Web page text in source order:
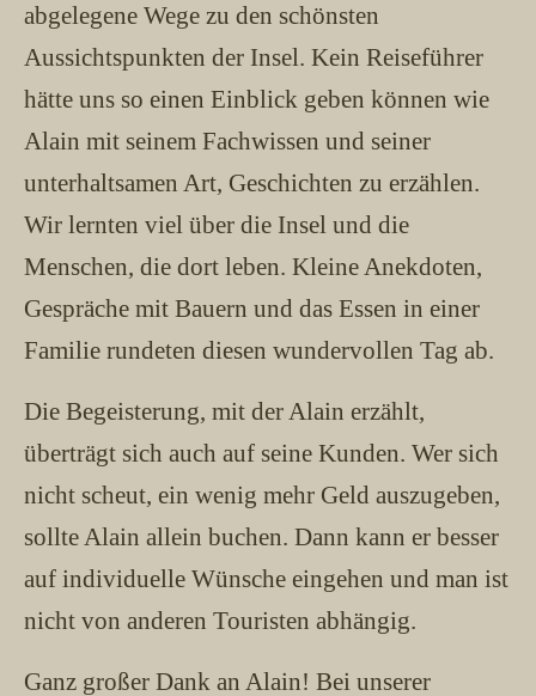
abgelegene Wege zu den schönsten
Aussichtspunkten der Insel. Kein Reiseführer
hätte uns so einen Einblick geben können wie
Alain mit seinem Fachwissen und seiner
unterhaltsamen Art, Geschichten zu erzählen.
Wir lernten viel über die Insel und die
Menschen, die dort leben. Kleine Anekdoten,
Gespräche mit Bauern und das Essen in einer
Familie rundeten diesen wundervollen Tag ab.
Die Begeisterung, mit der Alain erzählt,
überträgt sich auch auf seine Kunden. Wer sich
nicht scheut, ein wenig mehr Geld auszugeben,
sollte Alain allein buchen. Dann kann er besser
auf individuelle Wünsche eingehen und man ist
nicht von anderen Touristen abhängig.
Ganz großer Dank an Alain! Bei unserer